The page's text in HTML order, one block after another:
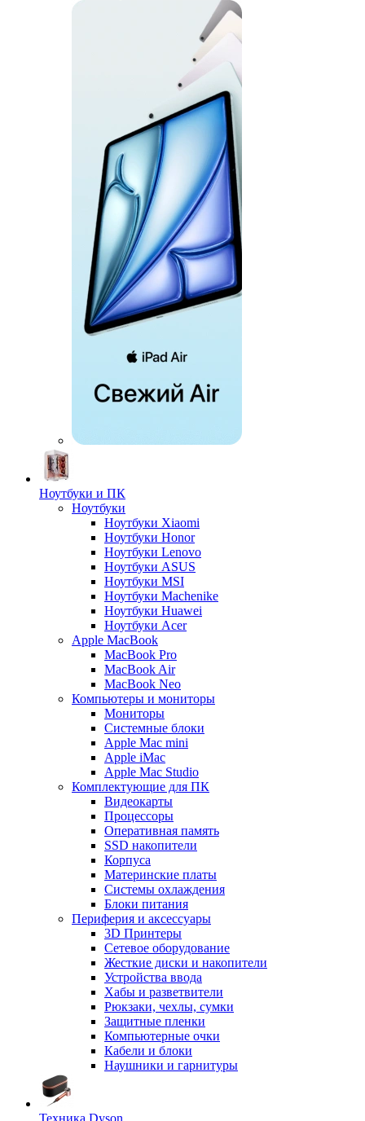
Ноутбуки и ПК
Ноутбуки
Ноутбуки Xiaomi
Ноутбуки Honor
Ноутбуки Lenovo
Ноутбуки ASUS
Ноутбуки MSI
Ноутбуки Machenike
Ноутбуки Huawei
Ноутбуки Acer
Apple MacBook
MacBook Pro
MacBook Air
MacBook Neo
Компьютеры и мониторы
Мониторы
Системные блоки
Apple Mac mini
Apple iMac
Apple Mac Studio
Комплектующие для ПК
Видеокарты
Процессоры
Оперативная память
SSD накопители
Корпуса
Материнские платы
Системы охлаждения
Блоки питания
Периферия и аксессуары
3D Принтеры
Сетевое оборудование
Жесткие диски и накопители
Устройства ввода
Хабы и разветвители
Рюкзаки, чехлы, сумки
Защитные пленки
Компьютерные очки
Кабели и блоки
Наушники и гарнитуры
Техника Dyson